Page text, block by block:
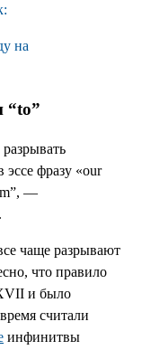
на
“to”
фразу «our
—
чаще разрывают
что правило
и было
считали
инфинитвы